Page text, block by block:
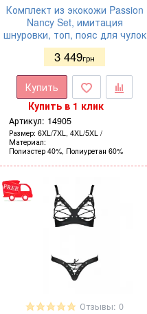
Комплект из экокожи Passion
Nancy Set, имитация
шнуровки, топ, пояс для чулок
3 449грн
Купить
Купить в 1 клик
Артикул: 14905
Размер 6XL/7XL, 4XL/5XL
Материал
Полиэстер 40%, Полиуретан 60%
Отзывы: 0